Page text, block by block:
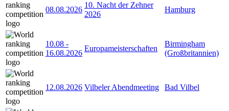
08.08.2026
10. Nacht der Zehner
2026
Hamburg
10.08 -
16.08.2026
Europameisterschaften
Birmingham
(Großbritannien)
12.08.2026 Vilbeler Abendmeeting Bad Vilbel